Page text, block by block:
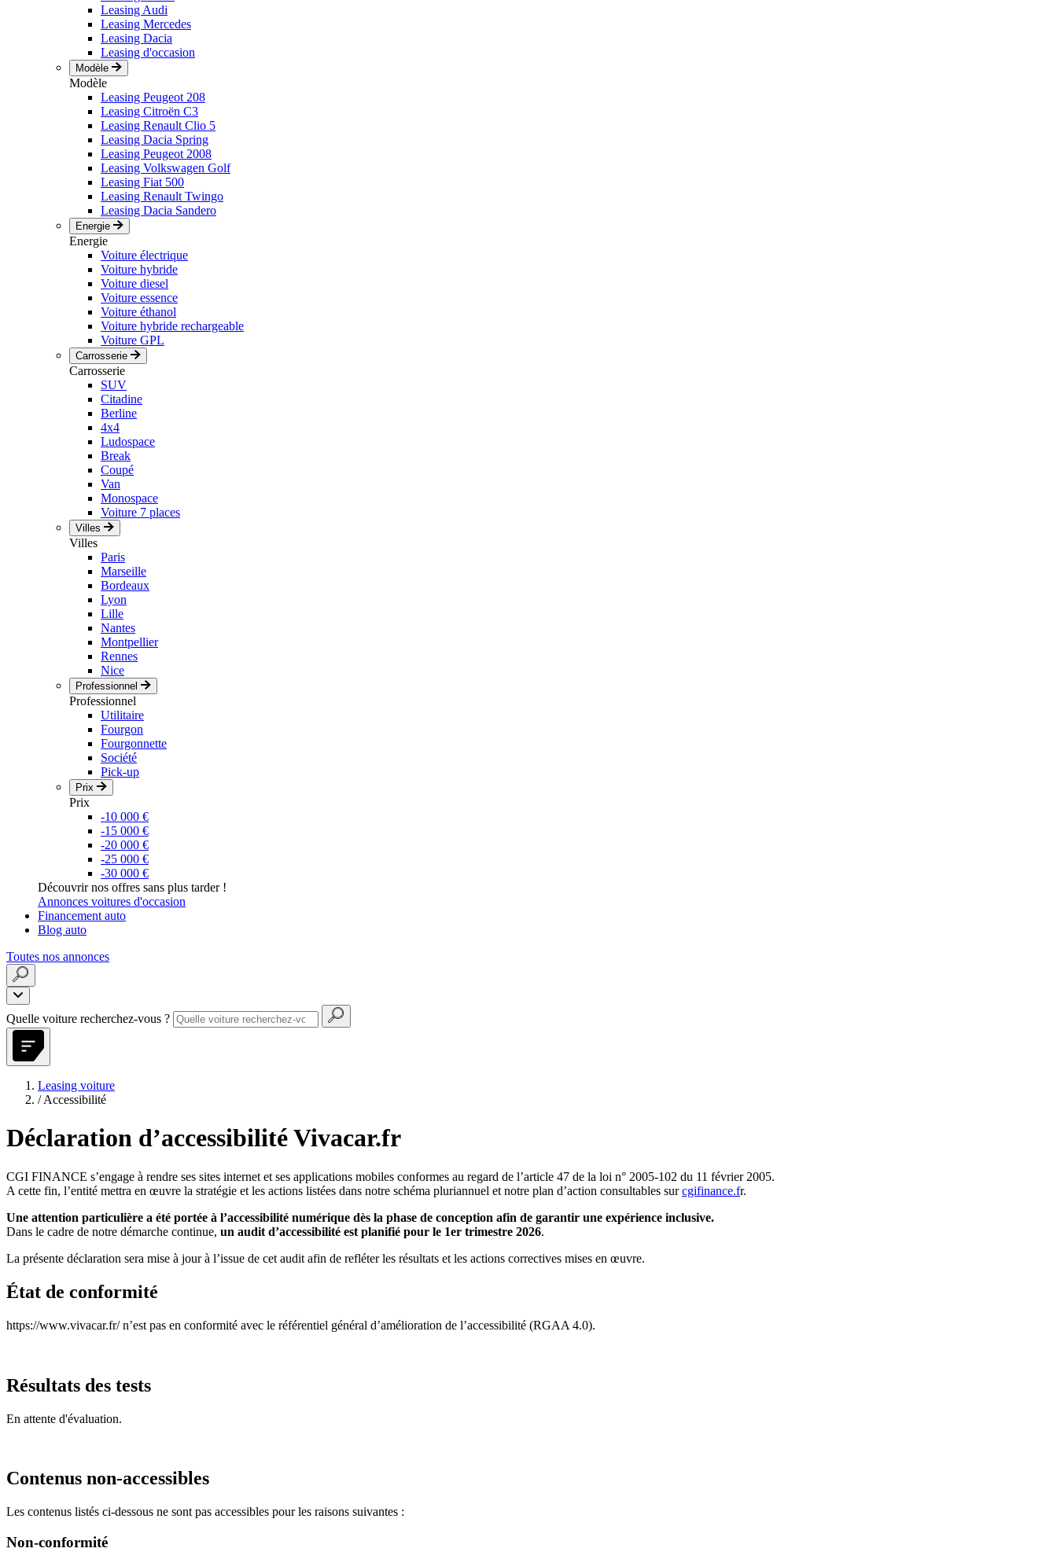
Leasing Audi
Leasing Mercedes
Leasing Dacia
Leasing d'occasion
Modèle
Modèle
Leasing Peugeot 208
Leasing Citroën C3
Leasing Renault Clio 5
Leasing Dacia Spring
Leasing Peugeot 2008
Leasing Volkswagen Golf
Leasing Fiat 500
Leasing Renault Twingo
Leasing Dacia Sandero
Energie
Energie
Voiture électrique
Voiture hybride
Voiture diesel
Voiture essence
Voiture éthanol
Voiture hybride rechargeable
Voiture GPL
Carrosserie
Carrosserie
SUV
Citadine
Berline
4x4
Ludospace
Break
Coupé
Van
Monospace
Voiture 7 places
Villes
Villes
Paris
Marseille
Bordeaux
Lyon
Lille
Nantes
Montpellier
Rennes
Nice
Professionnel
Professionnel
Utilitaire
Fourgon
Fourgonnette
Société
Pick-up
Prix
Prix
-10 000 €
-15 000 €
-20 000 €
-25 000 €
-30 000 €
Découvrir nos offres sans plus tarder !
Annonces voitures d'occasion
Financement auto
Blog auto
Toutes nos annonces
Quelle voiture recherchez-vous ?
Leasing voiture
/ Accessibilité
Déclaration d’accessibilité Vivacar.fr
CGI FINANCE s’engage à rendre ses sites internet et ses applications mobiles conformes au regard de l’article 47 de la loi n° 2005-102 du 11 février 2005.
A cette fin, l’entité mettra en œuvre la stratégie et les actions listées dans notre schéma pluriannuel et notre plan d’action consultables surcgifinance.fr.
Une attention particulière a été portée à l’accessibilité numérique dès la phase de conception afin de garantir une expérience inclusive.
Dans le cadre de notre démarche continue, un audit d’accessibilité est planifié pour le 1er trimestre 2026.
La présente déclaration sera mise à jour à l’issue de cet audit afin de refléter les résultats et les actions correctives mises en œuvre.
État de conformité
https://www.vivacar.fr/ n’est pas en conformité avec le référentiel général d’amélioration de l’accessibilité (RGAA 4.0).
Résultats des tests
En attente d'évaluation.
Contenus non-accessibles
Les contenus listés ci-dessous ne sont pas accessibles pour les raisons suivantes :
Non-conformité